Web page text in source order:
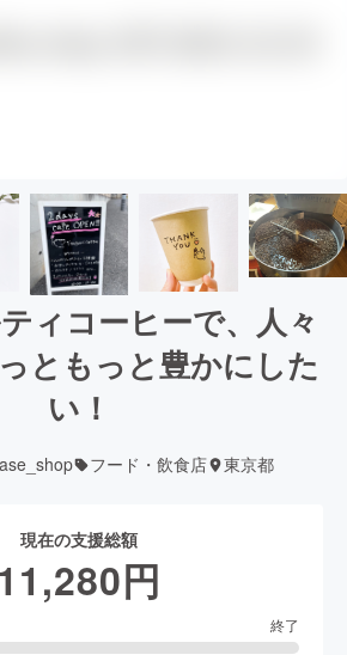
ィコーヒーで、人々
ともっと豊かにした
い！
フード・飲食店 東京都
現在の支援総額
11,280円
終了